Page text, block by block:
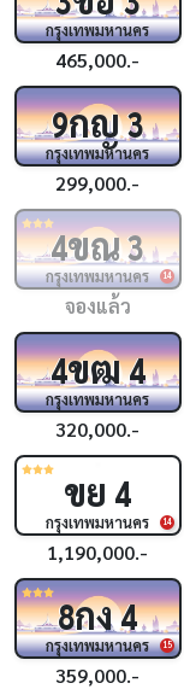
กรุงเทพมหานคร
465,000.-
9กญ3
กรุงเทพมหานคร
299,000.-
14
4ขณ3
กรุงเทพมหานคร
จองแล้ว
4ขฒ4
กรุงเทพมหานคร
320,000.-
14
ขย 4
กรุงเทพมหานคร
1,190,000.-
15
8กง4
กรุงเทพมหานคร
359,000.-